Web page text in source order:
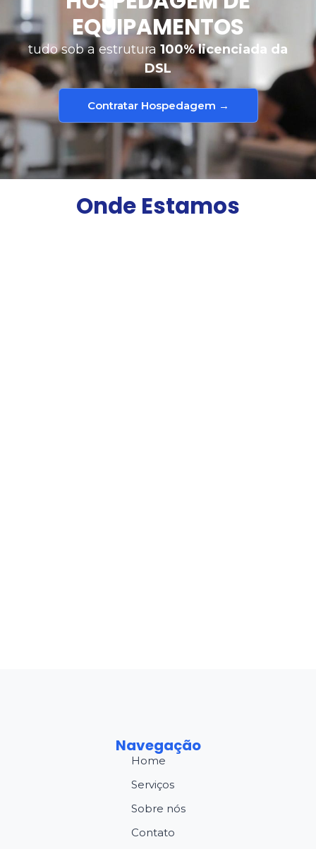
EQUIPAMENTOS
tudo sob a estrutura 100% licenciada da
DSL
Contratar Hospedagem →
Onde Estamos
Navegação
Home
Serviços
Sobre nós
Contato